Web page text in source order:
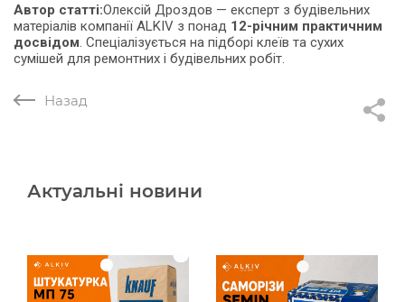
Автор статті:Олексій Дроздов — експерт з будівельних
матеріалів компанії ALKIV з понад 12-річним практичним
досвідом. Спеціалізується на підборі клеїв та сухих
сумішей для ремонтних і будівельних робіт.
Назад
Актуальні новини